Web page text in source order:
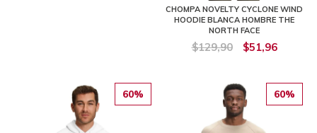
CHOMPA NOVELTY CYCLONE WIND
HOODIE BLANCA HOMBRE THE
NORTH FACE
$129,90 $51,96
60% 60%